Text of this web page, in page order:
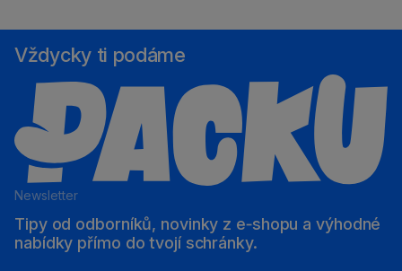
Vždycky ti podáme
Newsletter
Tipy od odborníků, novinky z e‑shopu a výhodné
nabídky přímo do tvojí schránky.